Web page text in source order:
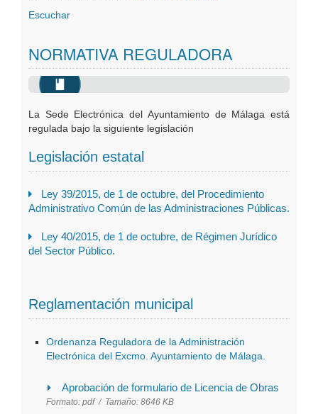
Ciudadanos
Oficinas Virtuales
Publicaciones
Escuchar
NORMATIVA REGULADORA
La Sede Electrónica del Ayuntamiento de Málaga está
regulada bajo la siguiente legislación
Legislación estatal
Ley 39/2015, de 1 de octubre, del Procedimiento
Administrativo Común de las Administraciones Públicas.
Ley 40/2015, de 1 de octubre, de Régimen Jurídico
del Sector Público.
Reglamentación municipal
Ordenanza Reguladora de la Administración
Electrónica del Excmo. Ayuntamiento de Málaga.
Aprobación de formulario de Licencia de Obras
Formato: pdf / Tamaño: 8646 KB